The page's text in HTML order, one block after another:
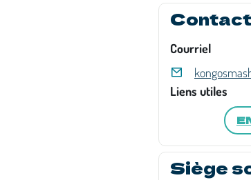
Contact
Courriel
Liens utiles
Siège